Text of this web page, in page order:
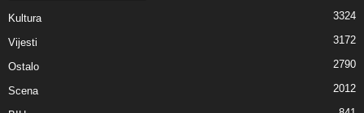
Kultura 3324
Vijesti 3172
Ostalo 2790
Scena 2012